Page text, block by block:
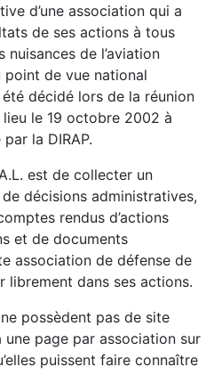
d’une association qui a
de ses actions à tous
de l’aviation
de vue national
été décidé lors de la réunion
le 19 octobre 2002 à
la DIRAP.
est de collecter un
décisions administratives,
rendus d’actions
et de documents
association de défense de
librement dans ses actions.
possèdent pas de site
une page par association sur
puissent faire connaître